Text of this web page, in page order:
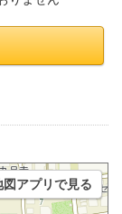
図アプリで見る